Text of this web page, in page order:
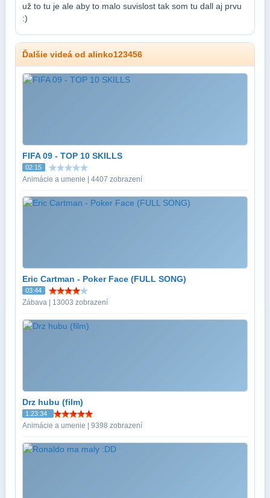
už to tu je ale aby to malo suvislost tak som tu dall aj prvu
:)
Ďalšie videá od alinko123456
FIFA 09 - TOP 10 SKILLS
02:15
Animácie a umenie | 4407 zobrazení
Eric Cartman - Poker Face (FULL SONG)
03:44
Zábava | 13003 zobrazení
Drz hubu (film)
1:23:34
Animácie a umenie | 9398 zobrazení